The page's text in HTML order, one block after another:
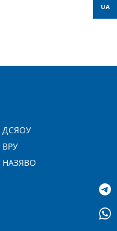
ДСЯОУ
ВРУ
НАЗЯВО
UA